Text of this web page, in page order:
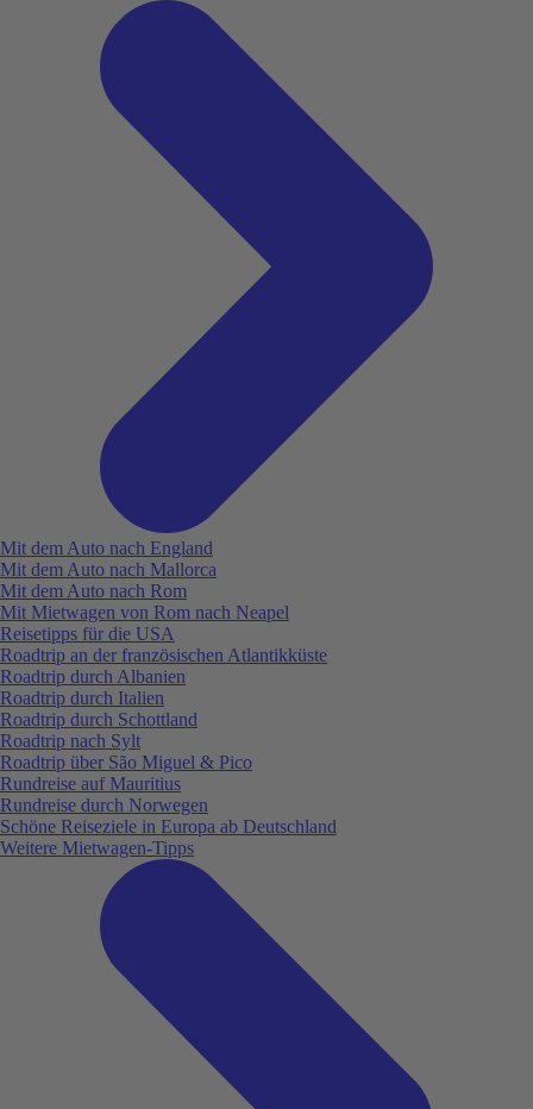
Mit dem Auto nach England
Mit dem Auto nach Mallorca
Mit dem Auto nach Rom
Mit Mietwagen von Rom nach Neapel
Reisetipps für die USA
Roadtrip an der französischen Atlantikküste
Roadtrip durch Albanien
Roadtrip durch Italien
Roadtrip durch Schottland
Roadtrip nach Sylt
Roadtrip über São Miguel & Pico
Rundreise auf Mauritius
Rundreise durch Norwegen
Schöne Reiseziele in Europa ab Deutschland
Weitere Mietwagen-Tipps